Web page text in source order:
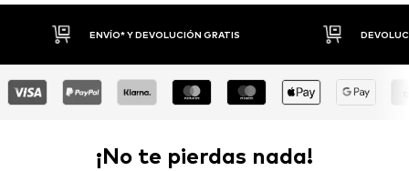
DEVOLUCIONES HASTA 30 DÍAS
¡No te pierdas nada!